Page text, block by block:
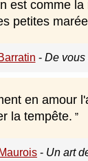
est comme la
petites
- De vous
en amour
la tempête.
- Un art